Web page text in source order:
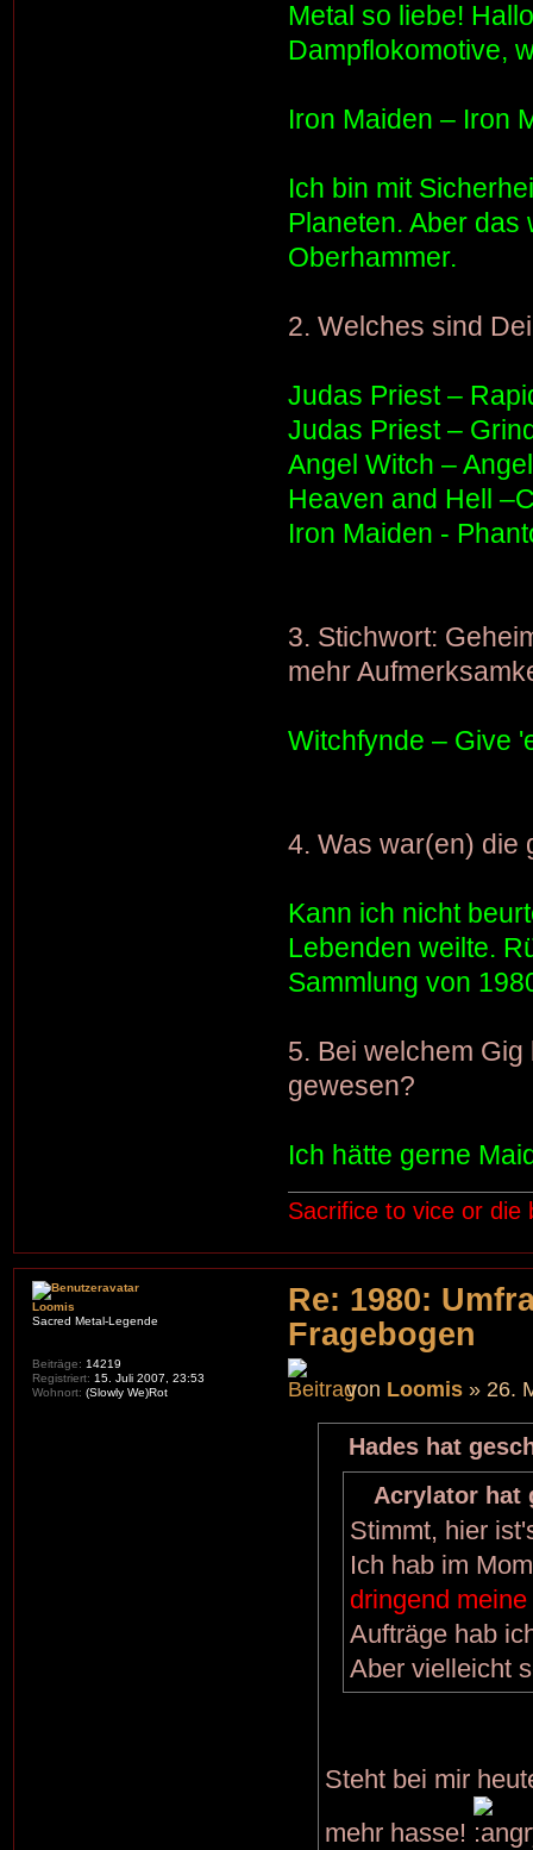
Metal so liebe!
Dampflokomotive,
Iron Maiden – Iron
Ich bin mit
Planeten. Aber
Oberhammer.
2. Welches sind
Judas Priest –
Judas Priest –
Angel Witch –
Heaven and Hell
Iron Maiden -
3. Stichwort:
mehr
Witchfynde – Give
4. Was war(en) die
Kann ich nicht
Lebenden weilte.
Sammlung von
5. Bei welchem
gewesen?
Ich hätte gerne
Sacrifice to vice or die
Re: 1980:
Fragebogen
von Loomis » 26.
Hades hat
Acrylator hat
Stimmt, hier
Ich hab im
dringend
Aufträge hab
Aber vielleicht
Steht bei mir
mehr hasse!
Loomis
Sacred Metal-Legende
Beiträge: 14219
Registriert: 15. Juli 2007, 23:53
Wohnort: (Slowly We)Rot